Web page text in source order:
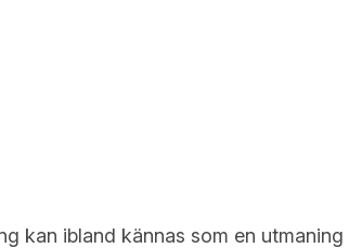
kan ibland kännas som en utmaning